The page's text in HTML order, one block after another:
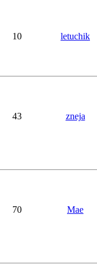
10 letuchik
43 zneja
70 Mae